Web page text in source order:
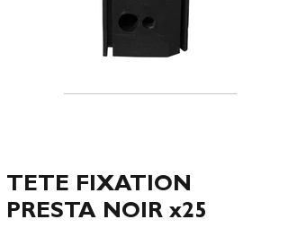
TETE FIXATION
PRESTA NOIR x25